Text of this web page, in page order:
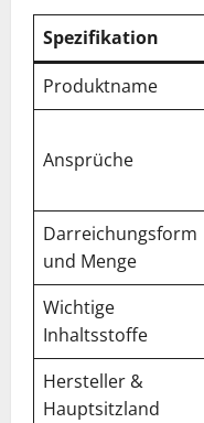
Spezifikation
Produktname
Ansprüche
Darreichungsform
und Menge
Wichtige
Inhaltsstoffe
Hersteller &
Hauptsitzland